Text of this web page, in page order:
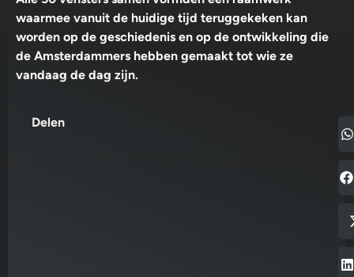
waarmee vanuit de huidige tijd teruggekeken kan
worden op de geschiedenis en op de ontwikkeling die
de Amsterdammers hebben gemaakt tot wie ze
vandaag de dag zijn.
Delen